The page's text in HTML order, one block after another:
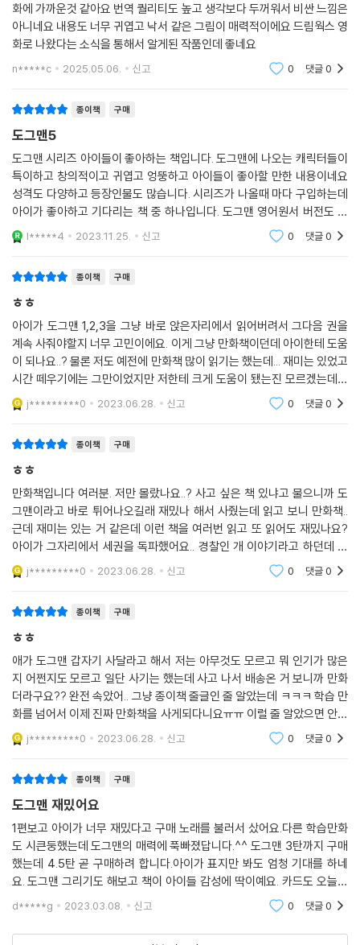
화에 가까운것 같아요 번역 퀄리티도 높고 생각보다 두꺼워서 비싼 느낌은
아니네요 내용도 너무 귀엽고 낙서 같은 그림이 매력적이에요 드림웍스 영
화로 나왔다는 소식을 통해서 알게된 작품인데 좋네요
n*****c 2025.05.06. 신고 0 댓글0
종이책 구매
도그맨5
도그맨 시리즈 아이들이 좋아하는 책입니다. 도그맨에 나오는 캐릭터들이
특이하고 창의적이고 귀엽고 엉뚱하고 아이들이 좋아할 만한 내용이네요
성격도 다양하고 등장인물도 많습니다. 시리즈가 나올때 마다 구입하는데
아이가 좋아하고 기다리는 책 중 하나입니다. 도그맨 영어원서 버전도 같
이 구입하여 읽히면 리딩 실력도 쌓고 있습니다. 도그맨 시리즈 다 사서 모
으게 될 것
l*****4 2023.11.25. 신고 0 댓글0
종이책 구매
ㅎㅎ
아이가 도그맨 1,2,3을 그냥 바로 앉은자리에서 읽어버려서 그다음 권을
계속 사줘야할지 너무 고민이에요. 이게 그냥 만화책이던데 아이한테 도움
이 되나요..? 물론 저도 예전에 만화책 많이 읽기는 했는데... 재미는 있었고
시간 떼우기에는 그만이었지만 저한테 크게 도움이 됐는진 모르겠는데요
ㅋㅋㅋ 더군다나 얘는 이제 초등학교 2학년인데.. 이런거 많이 읽어도 되는
지 ㅎㅎ.. 어
j*********0 2023.06.28. 신고 0 댓글0
종이책 구매
ㅎㅎ
만화책입니다 여러분. 저만 몰랐나요..? 사고 싶은 책 있냐고 물으니까 도
그맨이라고 바로 튀어나오길래 재밌나 해서 사줬는데 읽고 보니 만화책..
근데 재미는 있는 거 같은데 이런 책을 여러번 읽고 또 읽어도 재밌나요?
아이가 그자리에서 세권을 독파했어요.. 경찰인 개 이야기라고 하던데 저
도 한번 읽어볼까봐요. 외국에서는 그렇게 인기가 많다고 하던데.. 궁금하
네요.
j*********0 2023.06.28. 신고 0 댓글0
종이책 구매
ㅎㅎ
애가 도그맨 갑자기 사달라고 해서 저는 아무것도 모르고 뭐 인기가 많은
지 어쩐지도 모르고 일단 사기는 했는데 사고 나서 배송온 거 보니까 만화
더라구요?? 완전 속았어.. 그냥 종이책 줄글인 줄 알았는데 ㅋㅋㅋ 학습 만
화를 넘어서 이제 진짜 만화책을 사게되다니요ㅠㅠ 이럴 줄 알았으면 안샀
는데... 애는 앉은자리에서 휘리릭 다 읽어버리긴 하더라구요. 재밌긴 한가
봐요..
j*********0 2023.06.28. 신고 0 댓글0
종이책 구매
도그맨 재밌어요
1편보고 아이가 너무 재밌다고 구매 노래를 불러서 샀어요.다른 학습만화
도 시큰둥했는데 도그맨의 매력에 푹빠졌답니다.^^ 도그맨 3탄까지 구매
했는데 4.5탄 곧 구매하려 합니다.아이가 표지만 봐도 엄청 기대를 하네
요. 도그맨 그리기도 해보고 책이 아이들 감성에 딱이예요. 카드도 오늘받
은거에는 들어있네요?^^ 포켓몬 카드가 차지하던 명당에 도그맨 카드가
있습니다.^^
d*****g 2023.03.08. 신고 0 댓글0